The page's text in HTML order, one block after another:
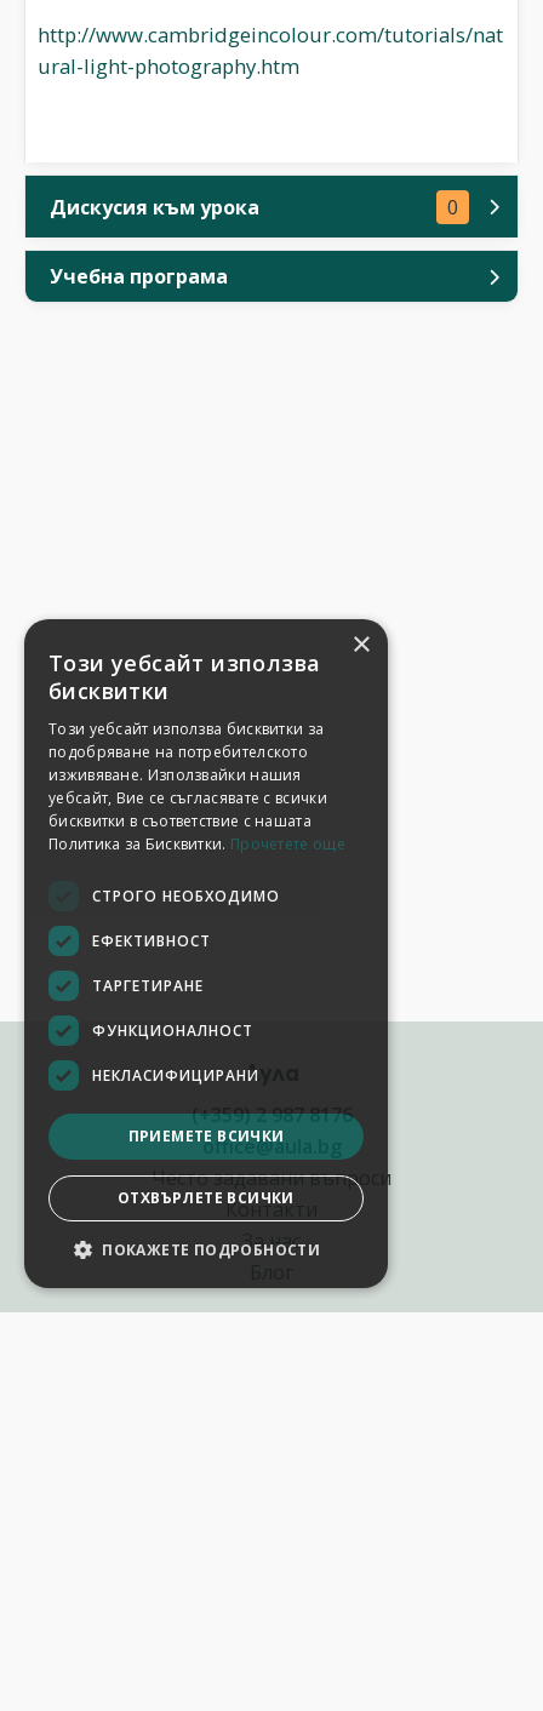
http://www.cambridgeincolour.com/tutorials/nat
ural-light-photography.htm
Дискусия към урока 0
Учебна програма
Аула
(+359) 2 987 8176
office@aula.bg
Често задавани въпроси
Контакти
За нас
×
Този уебсайт използва
бисквитки
Този уебсайт използва бисквитки за
подобряване на потребителското
изживяване. Използвайки нашия
уебсайт, Вие се съгласявате с всички
бисквитки в съответствие с нашата
Политика за Бисквитки. Прочетете още
СТРОГО НЕОБХОДИМО
ЕФЕКТИВНОСТ
ТАРГЕТИРАНЕ
ФУНКЦИОНАЛНОСТ
НЕКЛАСИФИЦИРАНИ
ПРИЕМЕТЕ ВСИЧКИ
ОТХВЪРЛЕТЕ ВСИЧКИ
ПОКАЖЕТЕ ПОДРОБНОСТИ